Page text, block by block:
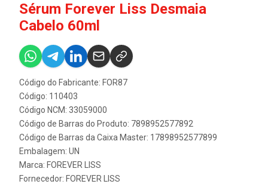
Sérum Forever Liss Desmaia
Cabelo 60ml
Código do Fabricante: FOR87
Código: 110403
Código NCM: 33059000
Código de Barras do Produto: 7898952577892
Código de Barras da Caixa Master: 17898952577899
Embalagem: UN
Marca: FOREVER LISS
Fornecedor: FOREVER LISS